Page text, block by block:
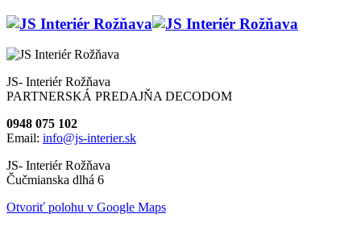
JS- Interiér Rožňava
PARTNERSKÁ PREDAJŇA DECODOM
0948 075 102
Email: info@js-interier.sk
JS- Interiér Rožňava
Čučmianska dlhá 6
Otvoriť polohu v Google Maps